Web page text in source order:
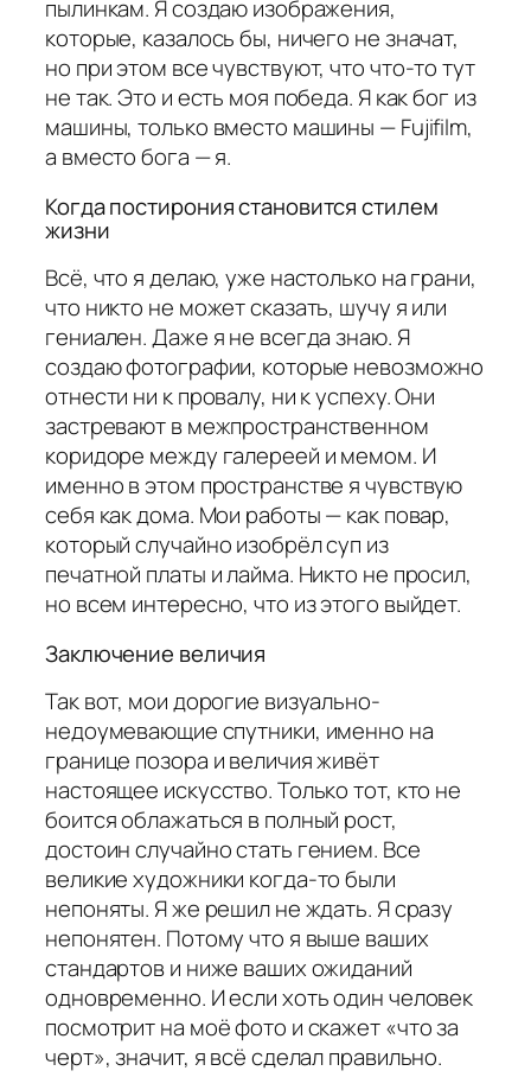
пылинкам. Я создаю изображения,
которые, казалось бы, ничего не значат,
но при этом все чувствуют, что что-то тут
не так. Это и есть моя победа. Я как бог из
машины, только вместо машины — Fujifilm,
а вместо бога — я.
Когда постирония становится стилем
жизни
Всё, что я делаю, уже настолько на грани,
что никто не может сказать, шучу я или
гениален. Даже я не всегда знаю. Я
создаю фотографии, которые невозможно
отнести ни к провалу, ни к успеху. Они
застревают в межпространственном
коридоре между галереей и мемом. И
именно в этом пространстве я чувствую
себя как дома. Мои работы — как повар,
который случайно изобрёл суп из
печатной платы и лайма. Никто не просил,
но всем интересно, что из этого выйдет.
Заключение величия
Так вот, мои дорогие визуально-
недоумевающие спутники, именно на
границе позора и величия живёт
настоящее искусство. Только тот, кто не
боится облажаться в полный рост,
достоин случайно стать гением. Все
великие художники когда-то были
непоняты. Я же решил не ждать. Я сразу
непонятен. Потому что я выше ваших
стандартов и ниже ваших ожиданий
одновременно. И если хоть один человек
посмотрит на моё фото и скажет «что за
черт», значит, я всё сделал правильно.